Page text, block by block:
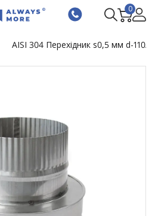
0
AISI 304 Перехідник s0,5 мм d-